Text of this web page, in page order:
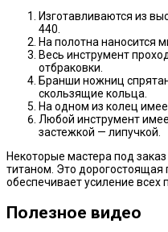
Изготавливаются из
440.
На полотна наносится
Весь инструмент
отбраковки.
Бранши ножниц
скользящие кольца.
На одном из колец
Любой инструмент
застежкой — липучкой.
Некоторые мастера под
титаном. Это дорогостоящая
обеспечивает усиление всех
Полезное видео